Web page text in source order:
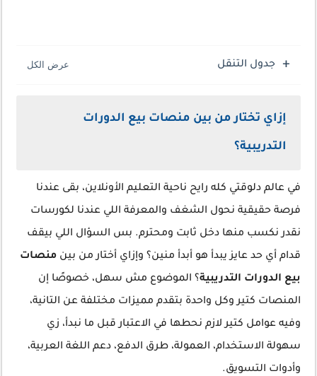
جدول التنقل
إزاي تختار من بين منصات بيع الدورات
التدريبية؟
في عالم دلوقتي كله رايح ناحية التعليم الأونلاين، بقى عندنا
فرصة حقيقية نحول الشغف والمعرفة اللي عندنا لكورسات
نقدر نكسب منها دخل ثابت ومحترم. بس السؤال اللي بيقف
قدام أي حد عايز يبدأ هو أبدأ منين؟ وإزاي أختار من بين منصات
بيع الدورات التدريبية؟ الموضوع مش سهل، خصوصًا إن
المنصات كتير وكل واحدة بتقدم مميزات مختلفة عن التانية،
وفيه عوامل كتير لازم نحطها في الاعتبار قبل ما نبدأ، زي
سهولة الاستخدام، العمولة، طرق الدفع، دعم اللغة العربية،
وأدوات التسويق.